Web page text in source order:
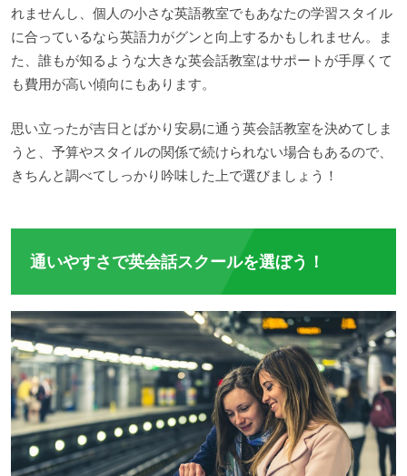
れませんし、個人の小さな英語教室でもあなたの学習スタイル
に合っているなら英語力がグンと向上するかもしれません。ま
た、誰もが知るような大きな英会話教室はサポートが手厚くて
も費用が高い傾向にもあります。
思い立ったが吉日とばかり安易に通う英会話教室を決めてしま
うと、予算やスタイルの関係で続けられない場合もあるので、
きちんと調べてしっかり吟味した上で選びましょう！
通いやすさで英会話スクールを選ぼう！